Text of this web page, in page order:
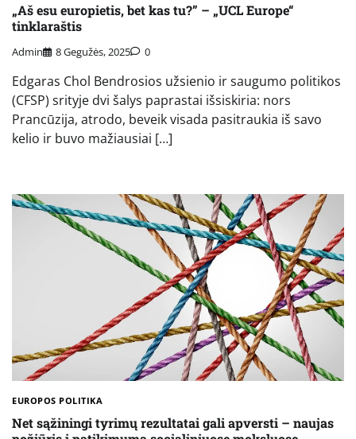
„Aš esu europietis, bet kas tu?” – „UCL Europe“
tinklaraštis
Admin 8 Gegužės, 2025 0
Edgaras Chol Bendrosios užsienio ir saugumo politikos
(CFSP) srityje dvi šalys paprastai išsiskiria: nors
Prancūzija, atrodo, beveik visada pasitraukia iš savo
kelio ir buvo mažiausiai […]
EUROPOS POLITIKA
Net sąžiningi tyrimų rezultatai gali apversti – naujas